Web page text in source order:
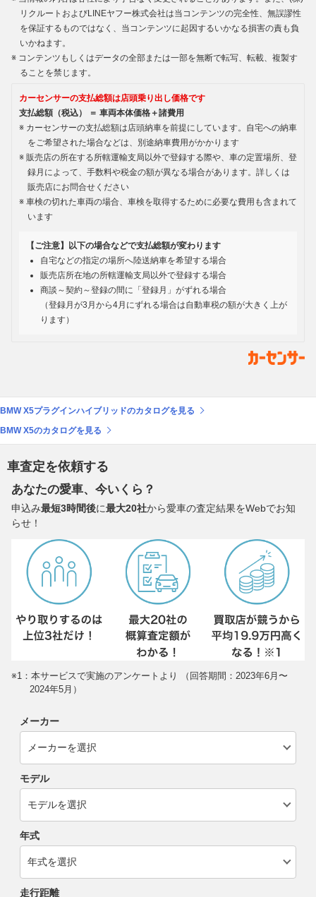
リクルートおよびLINEヤフー株式会社は当コンテンツの完全性、無誤謬性
を保証するものではなく、当コンテンツに起因するいかなる損害の責も負
いかねます。
コンテンツもしくはデータの全部または一部を無断で転写、転載、複製す
ることを禁じます。
カーセンサーの支払総額は店頭乗り出し価格です
支払総額（税込） ＝ 車両本体価格＋諸費用
カーセンサーの支払総額は店頭納車を前提にしています。自宅への納車
をご希望された場合などは、別途納車費用がかかります
販売店の所在する所轄運輸支局以外で登録する際や、車の定置場所、登
録月によって、手数料や税金の額が異なる場合があります。詳しくは
販売店にお問合せください
車検の切れた車両の場合、車検を取得するために必要な費用も含まれて
います
【ご注意】以下の場合などで支払総額が変わります
自宅などの指定の場所へ陸送納車を希望する場合
販売店所在地の所轄運輸支局以外で登録する場合
商談～契約～登録の間に「登録月」がずれる場合
（登録月が3月から4月にずれる場合は自動車税の額が大きく上が
ります）
BMW X5プラグインハイブリッドのカタログを見る
BMW X5のカタログを見る
車査定を依頼する
あなたの愛車、今いくら？
申込み最短3時間後に最大20社から愛車の査定結果をWebでお知
らせ！
※1：本サービスで実施のアンケートより （回答期間：2023年6月〜
2024年5月）
メーカー
モデル
年式
走行距離